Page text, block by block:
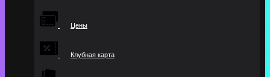
Цены
Клубная карта